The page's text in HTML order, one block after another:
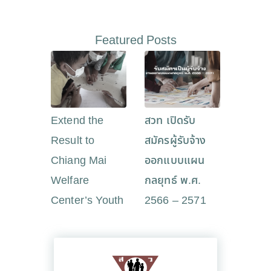
Featured Posts
Extend the
Result to
Chiang Mai
Welfare
Center’s Youth
สวท เปิดรับ
สมัครผู้รับจ้าง
ออกแบบแผน
กลยุทธ์ พ.ศ.
2566 – 2571